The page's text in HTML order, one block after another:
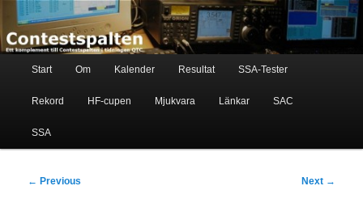
primary
content
Contestspalten
Ett komplement till contestspalten i tidningen QTC
Start Om Kalender Resultat SSA-Tester
Rekord HF-cupen Mjukvara Länkar SAC
SSA
Post
← Previous Next →